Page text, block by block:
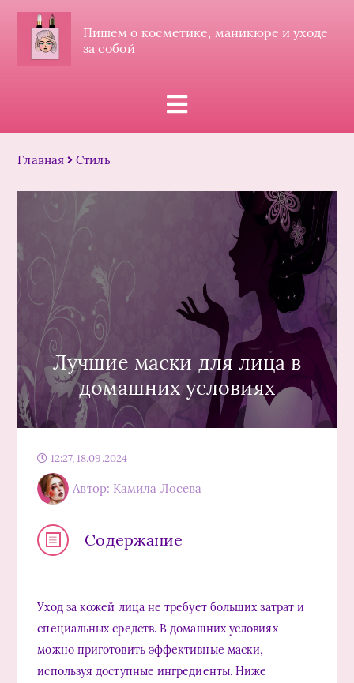
Пишем о косметике, маникюре и уходе
за собой
Главная Стиль
Лучшие маски для лица в
домашних условиях
12:27, 18.09.2024
Автор: Камила Лосева
Содержание
Уход за кожей лица не требует больших затрат и
специальных средств. В домашних условиях
можно приготовить эффективные маски,
используя доступные ингредиенты. Ниже